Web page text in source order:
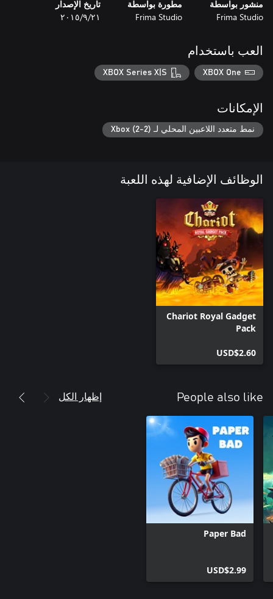
منشور بواسطة
Frima Studio
مطورة بواسطة
Frima Studio
تاريخ الإصدار
٢١‏/٩‏/٢٠١٥
العب باستخدام
XBOX One
XBOX Series X|S
الإمكانات
نمط متعدد اللاعبين المحلي لـ Xbox (2-2)
الوظائف الإضافية لهذه اللعبة
Chariot Royal Gadget
Pack
USD$2.60
People also like إظهار الكل
Paper Bad
USD$2.99